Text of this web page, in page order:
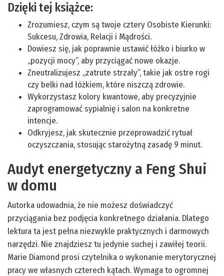
Dzięki tej książce:
Zrozumiesz, czym są twoje cztery Osobiste Kierunki:
Sukcesu, Zdrowia, Relacji i Mądrości.
Dowiesz się, jak poprawnie ustawić łóżko i biurko w
„pozycji mocy”, aby przyciągać nowe okazje.
Zneutralizujesz „zatrute strzały”, takie jak ostre rogi
czy belki nad łóżkiem, które niszczą zdrowie.
Wykorzystasz kolory kwantowe, aby precyzyjnie
zaprogramować sypialnię i salon na konkretne
intencje.
Odkryjesz, jak skutecznie przeprowadzić rytuał
oczyszczania, stosując starożytną zasadę 9 minut.
Audyt energetyczny a Feng Shui
w domu
Autorka udowadnia, że nie możesz doświadczyć
przyciągania bez podjęcia konkretnego działania. Dlatego
lektura ta jest pełna niezwykle praktycznych i darmowych
narzędzi. Nie znajdziesz tu jedynie suchej i zawiłej teorii.
Marie Diamond prosi czytelnika o wykonanie merytorycznej
pracy we własnych czterech kątach. Wymaga to ogromnej